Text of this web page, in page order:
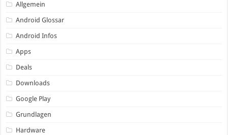
Allgemein
Android Glossar
Android Infos
Apps
Deals
Downloads
Google Play
Grundlagen
Hardware